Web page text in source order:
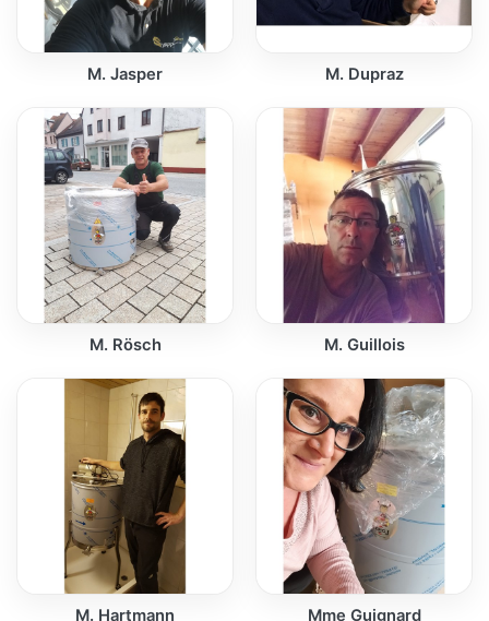
M. Jasper M. Dupraz
M. Rösch M. Guillois
M. Hartmann Mme Guignard